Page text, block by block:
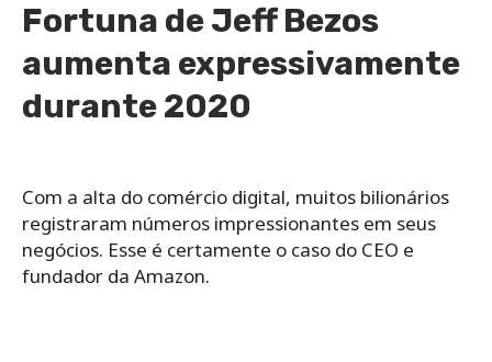
Fortuna de Jeff Bezos
aumenta expressivamente
durante 2020
Com a alta do comércio digital, muitos bilionários
registraram números impressionantes em seus
negócios. Esse é certamente o caso do CEO e
fundador da Amazon.